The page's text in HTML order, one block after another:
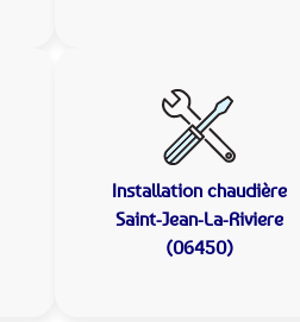
Installation chaudière
Saint-Jean-La-Riviere
(06450)